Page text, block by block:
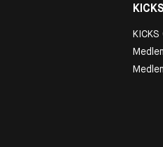
KICKS